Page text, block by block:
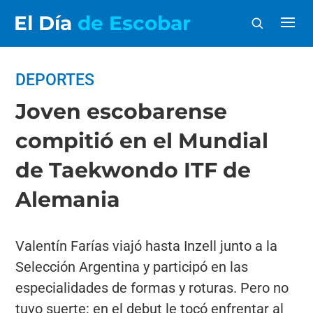
El Día de Escobar
DEPORTES
Joven escobarense
compitió en el Mundial
de Taekwondo ITF de
Alemania
Valentín Farías viajó hasta Inzell junto a la
Selección Argentina y participó en las
especialidades de formas y roturas. Pero no
tuvo suerte: en el debut le tocó enfrentar al